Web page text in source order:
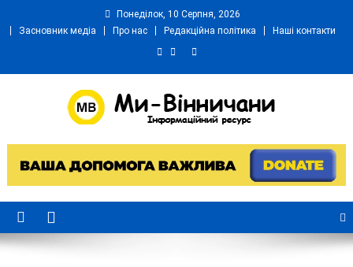
Понеділок, 10 Серпня, 2026
Засновник медіа
Про нас Редакційна політика Наші контакти
Ми Вінничани